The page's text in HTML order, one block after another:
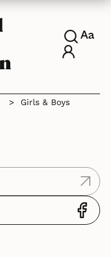
> Girls & Boys